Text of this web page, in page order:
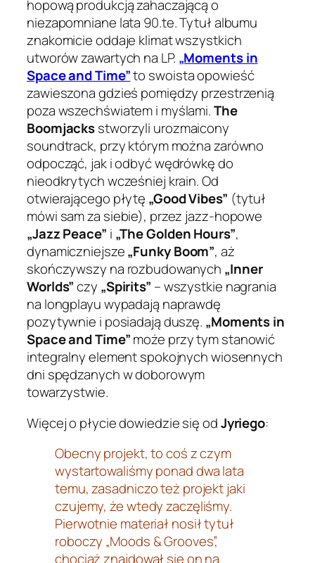
hopową produkcją zahaczającą o
niezapomniane lata 90.te. Tytuł albumu
znakomicie oddaje klimat wszystkich
utworów zawartych na LP. „Moments in
Space and Time”to swoista opowieść
zawieszona gdzieś pomiędzy przestrzenią
poza wszechświatem i myślami.The
Boomjacksstworzyli urozmaicony
soundtrack, przy którym można zarówno
odpocząć, jak i odbyć wędrówkę do
nieodkrytych wcześniej krain. Od
otwierającego płytę „Good Vibes” (tytuł
mówi sam za siebie), przez jazz-hopowe
„Jazz Peace” i „The Golden Hours”,
dynamiczniejsze„Funky Boom”, aż
skończywszy na rozbudowanych „Inner
Worlds”czy „Spirits” – wszystkie nagrania
na longplayu wypadają naprawdę
pozytywnie i posiadają duszę. „Moments in
Space and Time”może przy tym stanowić
integralny element spokojnych wiosennych
dni spędzanych w doborowym
towarzystwie.
Więcej o płycie dowiedzie się odJyriego:
Obecny projekt, to coś z czym
wystartowaliśmy ponad dwa lata
temu, zasadniczo też projekt jaki
czujemy, że wtedy zaczęliśmy.
Pierwotnie materiał nosił tytuł
roboczy „Moods & Grooves”,
chociaż znajdował się on na